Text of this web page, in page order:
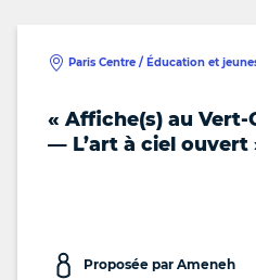
« Affiche(s) au Vert-
— L’art à ciel ouvert
Paris Centre / Éducation et
Proposée par Ameneh